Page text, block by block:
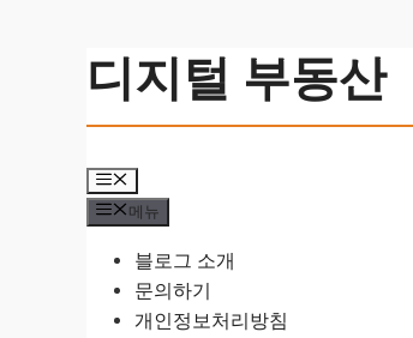
텐
츠
로
너
뛰
디지털 부동산
메
뉴
메뉴
블로그 소개
문의하기
개인정보처리방침